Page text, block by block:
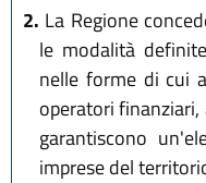
2. La Regione
le modalità
nelle forme di cui
operatori
garantiscono
imprese del